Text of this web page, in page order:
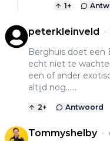
1+
peterkleinveld
Berghuis doet een
echt niet te
een of ander
altijd nog......
2+ Antwoord
Tommyshelby